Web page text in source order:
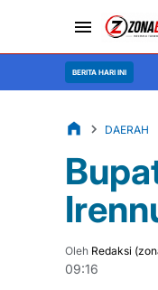
BERITA HARI INI
DAERAH
Oleh Redaksi
09:16